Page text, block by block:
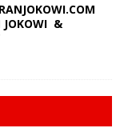
JOKOWI &